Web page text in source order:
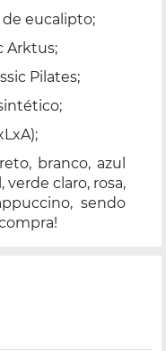
eucalipto;
Arktus;
Pilates;
branco, azul
verde claro, rosa,
sendo